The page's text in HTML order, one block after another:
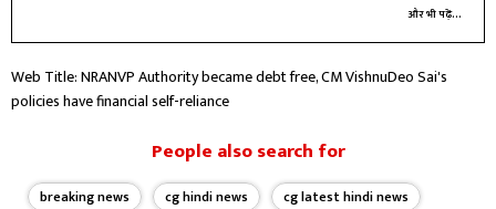
और भी पढ़ें...
Web Title: NRANVP Authority became debt free, CM VishnuDeo Sai's
policies have financial self-reliance
People also search for
breaking news cg hindi news
cg latest hindi news